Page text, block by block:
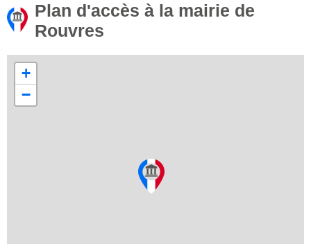
Plan d'accès à la mairie de
Rouvres
+
−